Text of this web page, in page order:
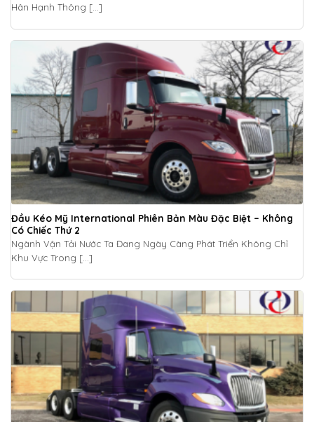
Hân Hạnh Thông [...]
Đầu Kéo Mỹ International Phiên Bản Màu Đặc Biệt – Không
Có Chiếc Thứ 2
Ngành Vận Tải Nước Ta Đang Ngày Càng Phát Triển Không Chỉ
Khu Vực Trong [...]